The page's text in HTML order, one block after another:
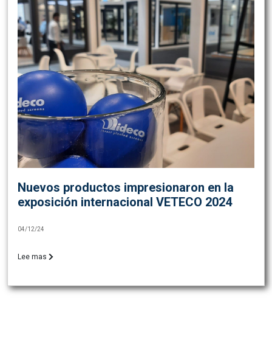
Nuevos productos impresionaron en la
exposición internacional VETECO 2024
04/12/24
Lee mas